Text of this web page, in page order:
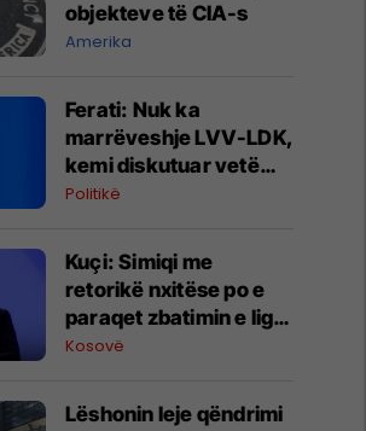
objekteve të CIA-s
Amerika
Ferati: Nuk ka
marrëveshje LVV-LDK,
kemi diskutuar vetëm
për parime
Politikë
Kuçi: Simiqi me
retorikë nxitëse po e
paraqet zbatimin e ligjit
në veri si "spastrim
Kosovë
Lëshonin leje qëndrimi